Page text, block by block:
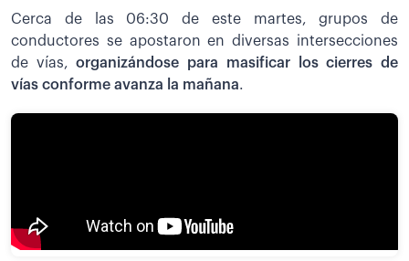
Cerca de las 06:30 de este martes, grupos de
conductores se apostaron en diversas intersecciones
de vías,organizándose para masificar los cierres de
vías conforme avanza la mañana.